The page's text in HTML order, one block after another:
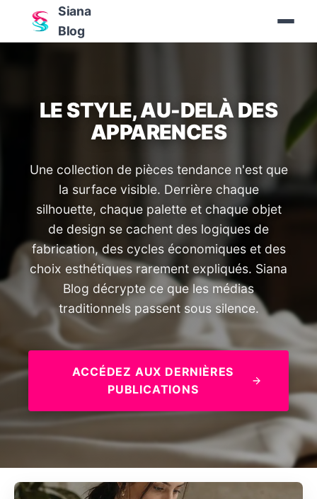
Siana
Blog
LE STYLE, AU-DELÀ DES
APPARENCES
Une collection de pièces tendance n'est que
la surface visible. Derrière chaque
silhouette, chaque palette et chaque objet
de design se cachent des logiques de
fabrication, des cycles économiques et des
choix esthétiques rarement expliqués. Siana
Blog décrypte ce que les médias
traditionnels passent sous silence.
ACCÉDEZ AUX DERNIÈRES
PUBLICATIONS